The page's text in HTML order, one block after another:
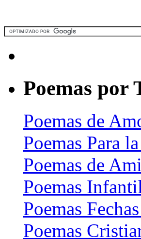
Poemas por
Poemas de
Poemas Para
Poemas de
Poemas
Poemas
Poemas